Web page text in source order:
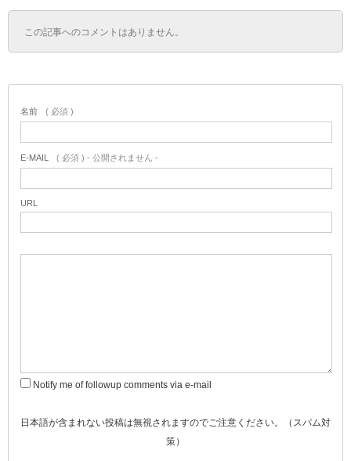
この記事へのコメントはありません。
名前 ( 必須 )
E-MAIL ( 必須 ) - 公開されません -
URL
Notify me of followup comments via e-mail
日本語が含まれない投稿は無視されますのでご注意ください。（スパム対
策）